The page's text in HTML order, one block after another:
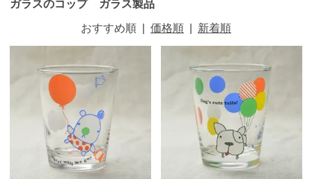
ガラスのコップ ガラス製品
おすすめ順 価格順 新着順